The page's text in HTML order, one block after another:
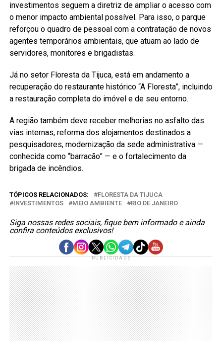
investimentos seguem a diretriz de ampliar o acesso com
o menor impacto ambiental possível. Para isso, o parque
reforçou o quadro de pessoal com a contratação de novos
agentes temporários ambientais, que atuam ao lado de
servidores, monitores e brigadistas.
Já no setor Floresta da Tijuca, está em andamento a
recuperação do restaurante histórico “A Floresta”, incluindo
a restauração completa do imóvel e de seu entorno.
A região também deve receber melhorias no asfalto das
vias internas, reforma dos alojamentos destinados a
pesquisadores, modernização da sede administrativa —
conhecida como “barracão” — e o fortalecimento da
brigada de incêndios.
TÓPICOS RELACIONADOS:
FLORESTA DA TIJUCA
INVESTIMENTOS
MEIO AMBIENTE RIO DE JANEIRO
Siga nossas redes sociais, fique bem informado e ainda
confira conteúdos exclusivos!
PUBLICIDADE